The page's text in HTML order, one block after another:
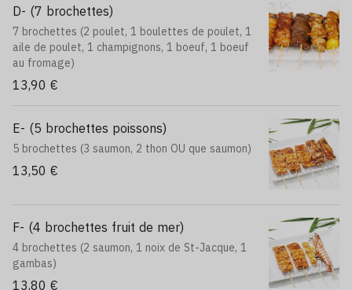
D- (7 brochettes)
7 brochettes (2 poulet, 1 boulettes de poulet, 1
aile de poulet, 1 champignons, 1 boeuf, 1 boeuf
au fromage)
13,90 €
E- (5 brochettes poissons)
5 brochettes (3 saumon, 2 thon OU que saumon)
13,50 €
F- (4 brochettes fruit de mer)
4 brochettes (2 saumon, 1 noix de St-Jacque, 1
gambas)
13,80 €